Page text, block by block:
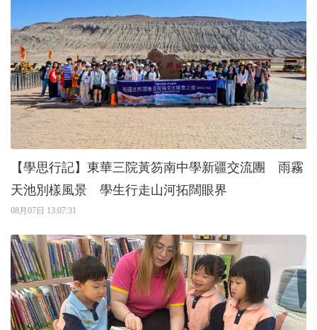
【學思行記】東華三院黃笏南中學新疆交流團 雨霧
天池別樣風景 學生行走山河拓闊眼界
08月07日 13:07:31